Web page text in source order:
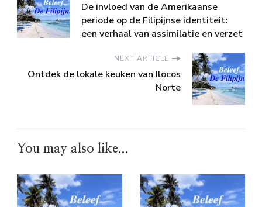
De invloed van de Amerikaanse
periode op de Filipijnse identiteit:
een verhaal van assimilatie en verzet
NEXT ARTICLE
Ontdek de lokale keuken van Ilocos
Norte
You may also like...